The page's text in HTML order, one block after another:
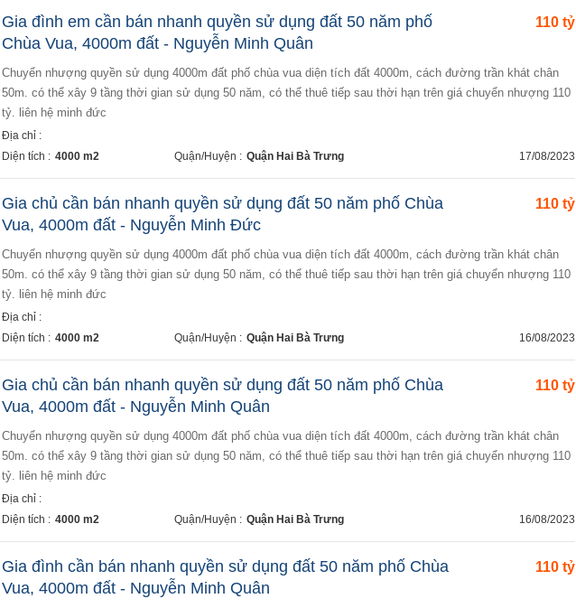
110 tỷ
Gia đình em cần bán nhanh quyền sử dụng đất 50 năm phố
Chùa Vua, 4000m đất - Nguyễn Minh Quân
chuyển nhượng quyền sử dụng 4000m đất phố chùa vua diện tích đất 4000m, cách đường trần khát chân
50m. có thể xây 9 tầng thời gian sử dụng 50 năm, có thể thuê tiếp sau thời hạn trên giá chuyển nhượng 110
tỷ. liên hệ minh đức
Địa chỉ :
Diện tích : 4000 m2 Quận/Huyện : Quận Hai Bà Trưng 17/08/2023
110 tỷ
Gia chủ cần bán nhanh quyền sử dụng đất 50 năm phố Chùa
Vua, 4000m đất - Nguyễn Minh Đức
chuyển nhượng quyền sử dụng 4000m đất phố chùa vua diện tích đất 4000m, cách đường trần khát chân
50m. có thể xây 9 tầng thời gian sử dụng 50 năm, có thể thuê tiếp sau thời hạn trên giá chuyển nhượng 110
tỷ. liên hệ minh đức
Địa chỉ :
Diện tích : 4000 m2 Quận/Huyện : Quận Hai Bà Trưng 16/08/2023
110 tỷ
Gia chủ cần bán nhanh quyền sử dụng đất 50 năm phố Chùa
Vua, 4000m đất - Nguyễn Minh Quân
chuyển nhượng quyền sử dụng 4000m đất phố chùa vua diện tích đất 4000m, cách đường trần khát chân
50m. có thể xây 9 tầng thời gian sử dụng 50 năm, có thể thuê tiếp sau thời hạn trên giá chuyển nhượng 110
tỷ. liên hệ minh đức
Địa chỉ :
Diện tích : 4000 m2 Quận/Huyện : Quận Hai Bà Trưng 16/08/2023
110 tỷ
Gia đình cần bán nhanh quyền sử dụng đất 50 năm phố Chùa
Vua, 4000m đất - Nguyễn Minh Quân